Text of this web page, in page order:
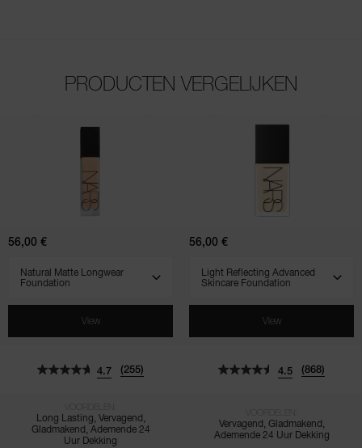
PRODUCTEN VERGELIJKEN
Natural
Matte
Longwear
Foundation
56,00 €
View
4.7 (255)
Long Lasting, Vervagend,
Gladmakend, Ademende 24
Uur Dekking
Light
Reflecting
Advanced
Skincare
56,00 €
View
4.5 (868)
Vervagend, Gladmakend,
Ademende 24 Uur Dekking